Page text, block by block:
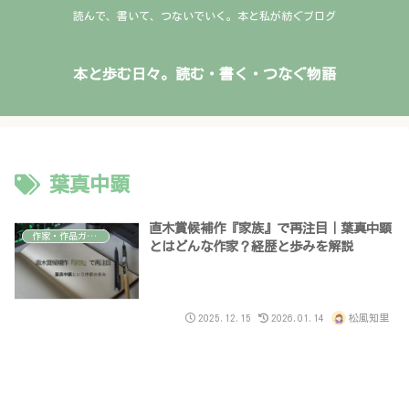
読んで、書いて、つないでいく。本と私が紡ぐブログ
本と歩む日々。読む・書く・つなぐ物語
葉真中顕
作家・作品ガイド
直木賞候補作『家族』で再注目｜葉真中顕
とはどんな作家？経歴と歩みを解説
2025.12.15 2026.01.14 松風知里